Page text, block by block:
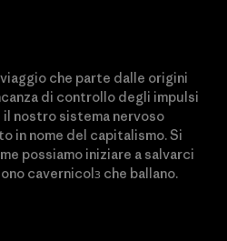
che parte dalle origini
di controllo degli impulsi
il nostro sistema nervoso
in nome del capitalismo. Si
possiamo iniziare a salvarci
cavernicolɜ che ballano.